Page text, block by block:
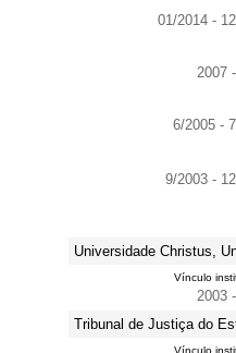
01/2014 -
2007
6/2005 -
9/2003 -
Universidade Christus,
Vínculo
2003
Tribunal de Justiça do
Vínculo